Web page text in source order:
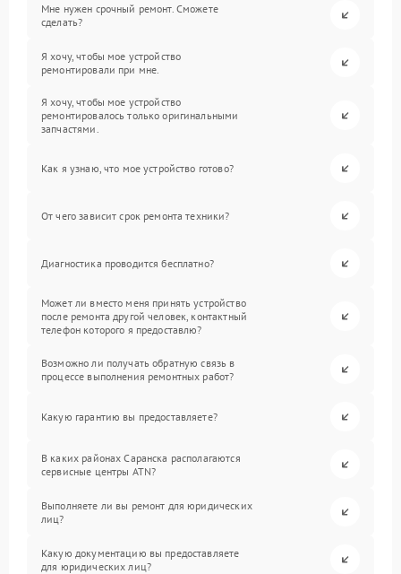
Мне нужен срочный ремонт. Сможете
сделать?
Я хочу, чтобы мое устройство
ремонтировали при мне.
Я хочу, чтобы мое устройство
ремонтировалось только оригинальными
запчастями.
Как я узнаю, что мое устройство готово?
От чего зависит срок ремонта техники?
Диагностика проводится бесплатно?
Может ли вместо меня принять устройство
после ремонта другой человек, контактный
телефон которого я предоставлю?
Возможно ли получать обратную связь в
процессе выполнения ремонтных работ?
Какую гарантию вы предоставляете?
В каких районах Саранска располагаются
сервисные центры ATN?
Выполняете ли вы ремонт для юридических
лиц?
Какую документацию вы предоставляете
для юридических лиц?